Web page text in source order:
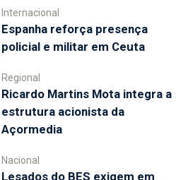
Internacional
Espanha reforça presença
policial e militar em Ceuta
Regional
Ricardo Martins Mota integra a
estrutura acionista da
Açormedia
Nacional
Lesados do BES exigem em